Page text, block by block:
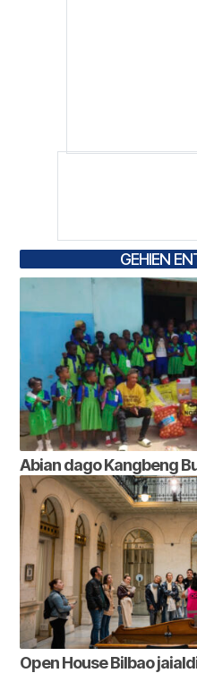
GEHIEN
Abian dago Kangbeng
Open House Bilbao